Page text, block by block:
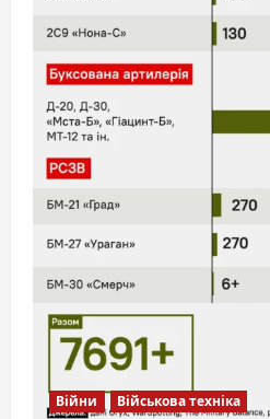
Війни Військова техніка